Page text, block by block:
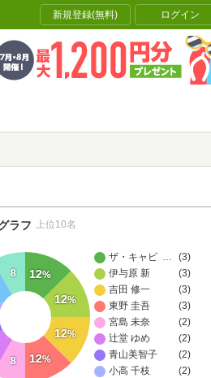
新規登録(無料) ログイン
ザ・キャビンカンパニー
(3)
…
伊与原 新
(3)
吉田 修一
(3)
東野 圭吾
(3)
宮島 未奈
(2)
辻堂 ゆめ
(2)
青山美智子
(2)
小高 千枝
(2)
12%
12%
12%
12%
8
8
ラフ 上位10名